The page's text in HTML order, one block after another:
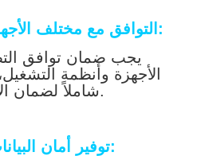
التوافق مع مختلف الأجهزة وأنظمة التشغيل:
يجب ضمان توافق
الأجهزة وأنظمة
شاملاً لضمان الأداء الأمثل.
توفير أمان البيانات الشخصية: